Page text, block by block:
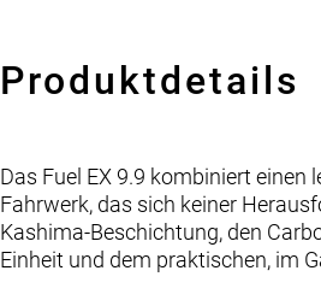
Produktdetails
Das Fuel EX 9.9 kombiniert
Fahrwerk, das sich keiner
Kashima-Beschichtung, den
Einheit und dem praktischen, im